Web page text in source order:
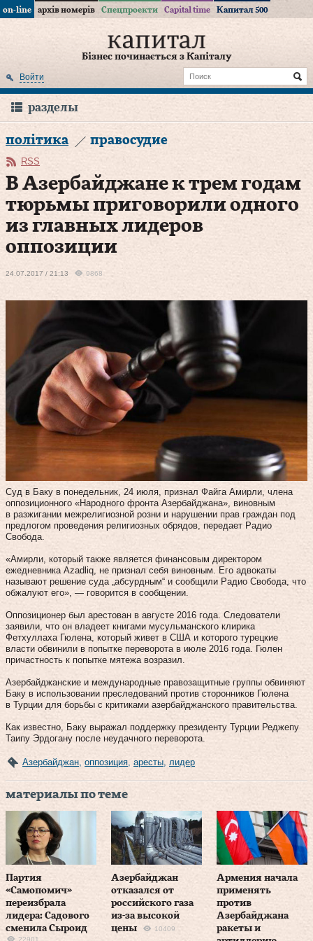
on-line архів номерів Спецпроекти Capital time Капитал 500
Бізнес починається з Капіталу
Войти
разделы
політика правосудие
RSS
В Азербайджане к трем годам
тюрьмы приговорили одного
из главных лидеров
оппозиции
24.07.2017 / 21:13 9868
Суд в Баку в понедельник, 24 июля, признал Файга Амирли, члена
оппозиционного «Народного фронта Азербайджана», виновным
в разжигании межрелигиозной розни и нарушении прав граждан под
предлогом проведения религиозных обрядов, передает Радио
Свобода.
«Амирли, который также является финансовым директором
ежедневника Azadliq, не признал себя виновным. Его адвокаты
называют решение суда „абсурдным“ и сообщили Радио Свобода, что
обжалуют его», — говорится в сообщении.
Оппозиционер был арестован в августе 2016 года. Следователи
заявили, что он владеет книгами мусульманского клирика
Фетхуллаха Гюлена, который живет в США и которого турецкие
власти обвинили в попытке переворота в июле 2016 года. Гюлен
причастность к попытке мятежа возразил.
Азербайджанские и международные правозащитные группы обвиняют
Баку в использовании преследований против сторонников Гюлена
в Турции для борьбы с критиками азербайджанского правительства.
Как известно, Баку выражал поддержку президенту Турции Реджепу
Таипу Эрдогану после неудачного переворота.
Азербайджан оппозиция аресты лидер
материалы по теме
Партия
«Самопомич»
переизбрала
лидера: Садового
сменила Сыроид
Азербайджан
отказался от
российского газа
из-за высокой
цены
10409
Армения начала
применять
против
Азербайджана
ракеты и